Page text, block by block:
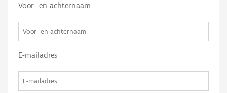
Voor- en achternaam
E-mailadres